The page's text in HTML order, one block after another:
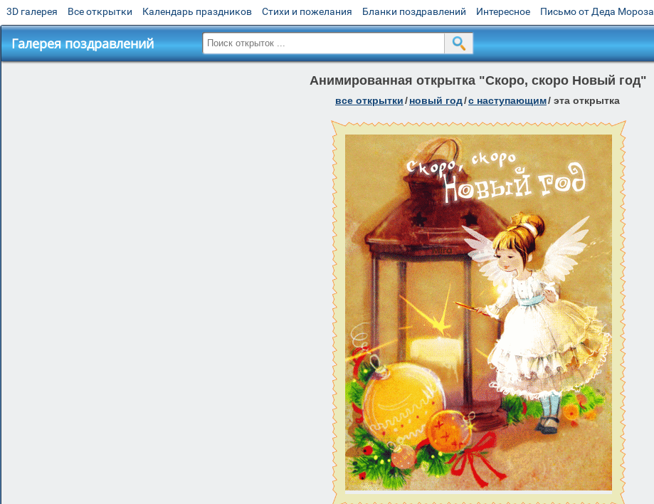
3D галерея Все открытки Календарь праздников Стихи и пожелания Бланки поздравлений Интересное Письмо от Деда Мороза
Галерея поздравлений
Анимированная открытка "Скоро, скоро Новый год"
все открытки/новый год/с наступающим/ эта открытка